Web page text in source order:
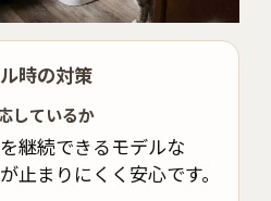
時の対策
しているか
継続できるモデルな
止まりにくく安心です。